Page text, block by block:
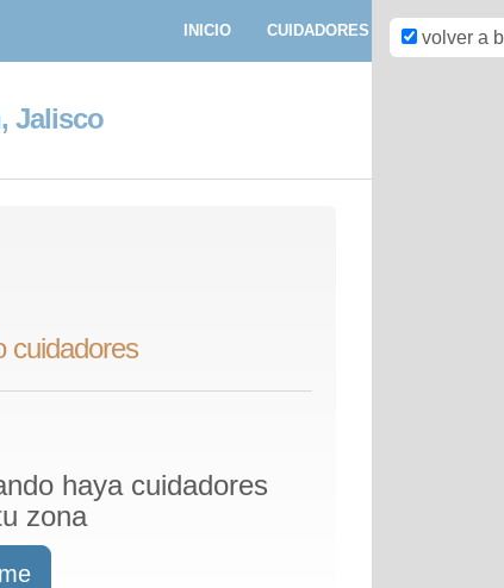
INICIO CUIDADORES
Jalisco
cuidadores
haya cuidadores
zona
volver a